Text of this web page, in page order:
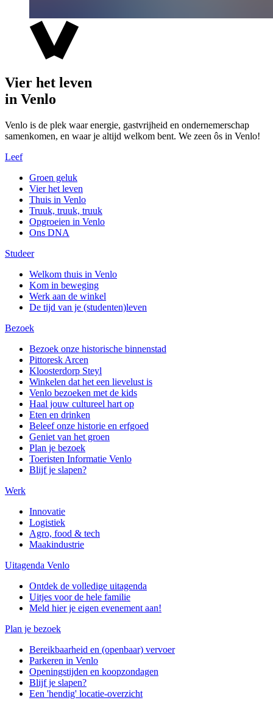
Vier het leven
in Venlo
Venlo is de plek waar energie, gastvrijheid en ondernemerschap
samenkomen, en waar je altijd welkom bent. We zeen ôs in Venlo!
Leef
Groen geluk
Vier het leven
Thuis in Venlo
Truuk, truuk, truuk
Opgroeien in Venlo
Ons DNA
Studeer
Welkom thuis in Venlo
Kom in beweging
Werk aan de winkel
De tijd van je (studenten)leven
Bezoek
Bezoek onze historische binnenstad
Pittoresk Arcen
Kloosterdorp Steyl
Winkelen dat het een lievelust is
Venlo bezoeken met de kids
Haal jouw cultureel hart op
Eten en drinken
Beleef onze historie en erfgoed
Geniet van het groen
Plan je bezoek
Toeristen Informatie Venlo
Blijf je slapen?
Werk
Innovatie
Logistiek
Agro, food & tech
Maakindustrie
Uitagenda Venlo
Ontdek de volledige uitagenda
Uitjes voor de hele familie
Meld hier je eigen evenement aan!
Plan je bezoek
Bereikbaarheid en (openbaar) vervoer
Parkeren in Venlo
Openingstijden en koopzondagen
Blijf je slapen?
Een 'hendig' locatie-overzicht